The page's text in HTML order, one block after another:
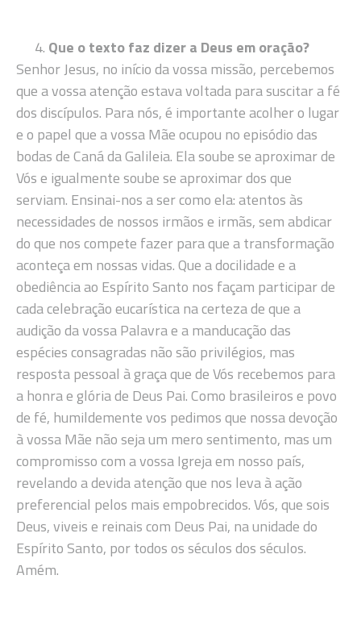
Que o texto faz dizer a Deus em oração?
Senhor Jesus, no início da vossa missão, percebemos
que a vossa atenção estava voltada para suscitar a fé
dos discípulos. Para nós, é importante acolher o lugar
e o papel que a vossa Mãe ocupou no episódio das
bodas de Caná da Galileia. Ela soube se aproximar de
Vós e igualmente soube se aproximar dos que
serviam. Ensinai-nos a ser como ela: atentos às
necessidades de nossos irmãos e irmãs, sem abdicar
do que nos compete fazer para que a transformação
aconteça em nossas vidas. Que a docilidade e a
obediência ao Espírito Santo nos façam participar de
cada celebração eucarística na certeza de que a
audição da vossa Palavra e a manducação das
espécies consagradas não são privilégios, mas
resposta pessoal à graça que de Vós recebemos para
a honra e glória de Deus Pai. Como brasileiros e povo
de fé, humildemente vos pedimos que nossa devoção
à vossa Mãe não seja um mero sentimento, mas um
compromisso com a vossa Igreja em nosso país,
revelando a devida atenção que nos leva à ação
preferencial pelos mais empobrecidos. Vós, que sois
Deus, viveis e reinais com Deus Pai, na unidade do
Espírito Santo, por todos os séculos dos séculos.
Amém.